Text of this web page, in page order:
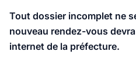
Tout dossier incomplet ne
nouveau rendez-vous
internet de la préfecture.